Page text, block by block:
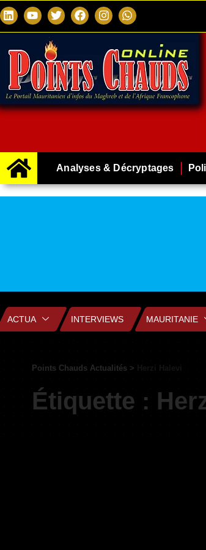
Analyses & Décryptages
ACTUA INTERVIEWS MAURITANIE
Points Chauds Actualités >
Étiquette :